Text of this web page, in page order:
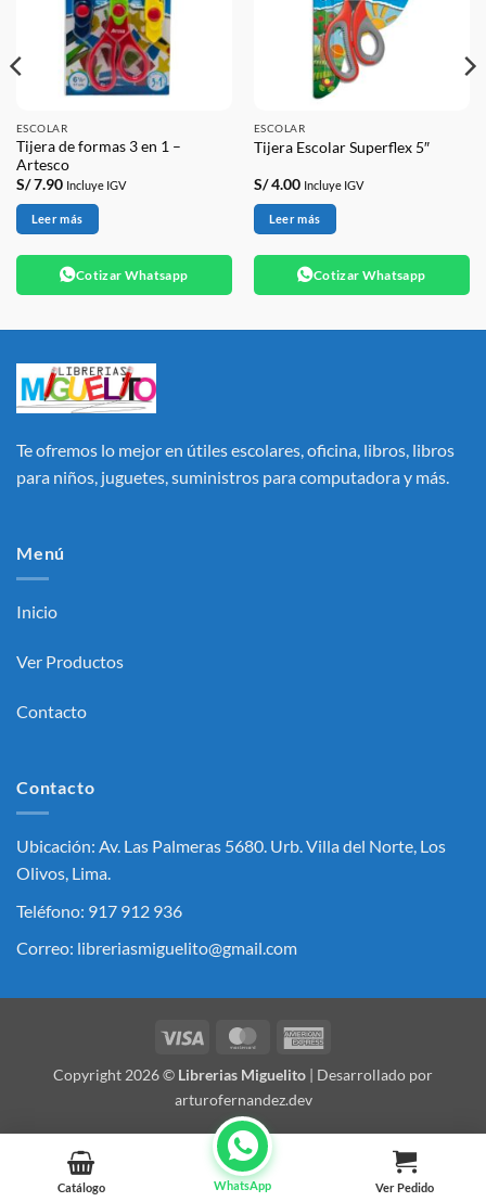
ESCOLAR
Tijera de formas 3 en 1 –
Artesco
S/7.90 Incluye IGV
Leer más
Cotizar Whatsapp
ESCOLAR
Tijera Escolar Superflex 5″
S/4.00 Incluye IGV
Leer más
Cotizar Whatsapp
Te ofremos lo mejor en útiles escolares, oficina, libros, libros
para niños, juguetes, suministros para computadora y más.
Menú
Inicio
Ver Productos
Contacto
Contacto
Ubicación: Av. Las Palmeras 5680. Urb. Villa del Norte, Los
Olivos, Lima.
Teléfono: 917 912 936
Correo: libreriasmiguelito@gmail.com
Catálogo WhatsApp Ver Pedido
Visa MasterCard
Copyright 2026 © Librerias Miguelito | Desarrollado por
arturofernandez.dev